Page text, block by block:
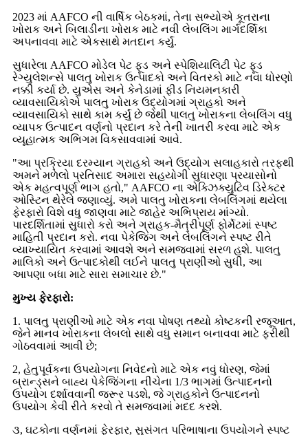
2023 માં AAFCO ની વાર્ષિક બેઠકમાં, તેના સભ્યોએ કૂતરાના
ખોરાક અને બિલાડીના ખોરાક માટે નવી લેબલિંગ માર્ગદર્શિકા
અપનાવવા માટે એકસાથે મતદાન કર્યું.
સુધારેલા AAFCO મોડેલ પેટ ફૂડ અને સ્પેશિયાલિટી પેટ ફૂડ
રેગ્યુલેશન્સે પાલતુ ખોરાક ઉત્પાદકો અને વિતરકો માટે નવા ધોરણો
નક્કી કર્યા છે. યુએસ અને કેનેડામાં ફીડ નિયમનકારી
વ્યાવસાયિકોએ પાલતુ ખોરાક ઉદ્યોગમાં ગ્રાહકો અને
વ્યાવસાયિકો સાથે કામ કર્યું છે જેથી પાલતુ ખોરાકના લેબલિંગ વધુ
વ્યાપક ઉત્પાદન વર્ણનો પ્રદાન કરે તેની ખાતરી કરવા માટે એક
વ્યૂહાત્મક અભિગમ વિકસાવવામાં આવે.
"આ પ્રક્રિયા દરમ્યાન ગ્રાહકો અને ઉદ્યોગ સલાહકારો તરફથી
અમને મળેલો પ્રતિસાદ અમારા સહયોગી સુધારણા પ્રયાસોનો
એક મહત્વપૂર્ણ ભાગ હતો," AAFCO ના એક્ઝિક્યુટિવ ડિરેક્ટર
ઓસ્ટિન થેરેલે જણાવ્યું. અમે પાલતુ ખોરાકના લેબલિંગમાં થયેલા
ફેરફારો વિશે વધુ જાણવા માટે જાહેર અભિપ્રાય માંગ્યો.
પારદર્શિતામાં સુધારો કરો અને ગ્રાહક-મૈત્રીપૂર્ણ ફોર્મેટમાં સ્પષ્ટ
માહિતી પ્રદાન કરો. નવા પેકેજિંગ અને લેબલિંગને સ્પષ્ટ રીતે
વ્યાખ્યાયિત કરવામાં આવશે અને સમજવામાં સરળ હશે. પાલતુ
માલિકો અને ઉત્પાદકોથી લઈને પાલતુ પ્રાણીઓ સુધી, આ
આપણા બધા માટે સારા સમાચાર છે."
મુખ્ય ફેરફારો:
1. પાલતુ પ્રાણીઓ માટે એક નવા પોષણ તથ્યો કોષ્ટકની રજૂઆત,
જેને માનવ ખોરાકના લેબલો સાથે વધુ સમાન બનાવવા માટે ફરીથી
ગોઠવવામાં આવી છે;
2, હેતુપૂર્વકના ઉપયોગના નિવેદનો માટે એક નવું ધોરણ, જેમાં
બ્રાન્ડ્સને બાહ્ય પેકેજિંગના નીચેના 1/3 ભાગમાં ઉત્પાદનનો
ઉપયોગ દર્શાવવાની જરૂર પડશે, જે ગ્રાહકોને ઉત્પાદનનો
ઉપયોગ કેવી રીતે કરવો તે સમજવામાં મદદ કરશે.
૩, ઘટકોના વર્ણનમાં ફેરફાર, સુસંગત પરિભાષાના ઉપયોગને સ્પષ્ટ